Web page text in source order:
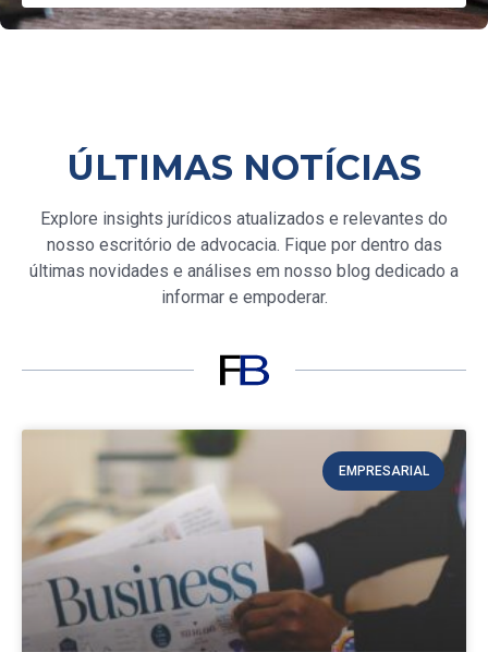
ÚLTIMAS NOTÍCIAS
Explore insights jurídicos atualizados e relevantes do
nosso escritório de advocacia. Fique por dentro das
últimas novidades e análises em nosso blog dedicado a
informar e empoderar.
EMPRESARIAL